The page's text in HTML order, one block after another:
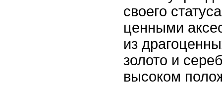
своего
ценными
из
золото и
высоком